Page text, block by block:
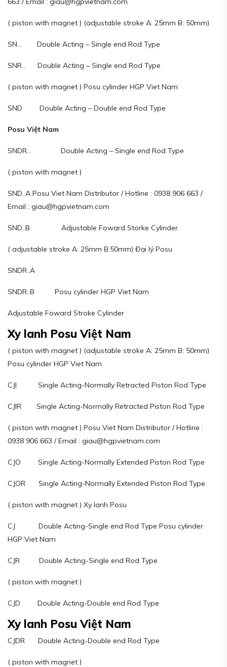
( piston with magnet ) (adjustable stroke A: 25mm B: 50mm)
SN… Double Acting – Single end Rod Type
SNR… Double Acting – Single end Rod Type
( piston with magnet ) Posu cylinder HGP Viet Nam
SND Double Acting – Double end Rod Type
Posu Việt Nam
SNDR… Double Acting – Single end Rod Type
( piston with magnet )
SND..A Posu Viet Nam Distributor / Hotline : 0938 906 663 /
Email : giau@hgpvietnam.com
SND..B Adjustable Foward Storke Cylinder
( adjustable stroke A: 25mm B:50mm) Đại lý Posu
SNDR..A
SNDR..B Posu cylinder HGP Viet Nam
Adjustable Foward Stroke Cylinder
Xy lanh Posu Việt Nam
( piston with magnet ) (adjustable stroke A: 25mm B: 50mm)
Posu cylinder HGP Viet Nam
CJI Single Acting-Normally Retracted Piston Rod Type
CJIR Single Acting-Normally Retracted Piston Rod Type
( piston with magnet ) Posu Viet Nam Distributor / Hotline :
0938 906 663 / Email : giau@hgpvietnam.com
CJO Single Acting-Normally Extended Piston Rod Type
CJOR Single Acting-Normally Extended Piston Rod Type
( piston with magnet ) Xy lanh Posu
CJ Double Acting-Single end Rod Type Posu cylinder
HGP Viet Nam
CJR Double Acting-Single end Rod Type
( piston with magnet )
CJD Double Acting-Double end Rod Type
Xy lanh Posu Việt Nam
CJDR Double Acting-Double end Rod Type
( piston with magnet )